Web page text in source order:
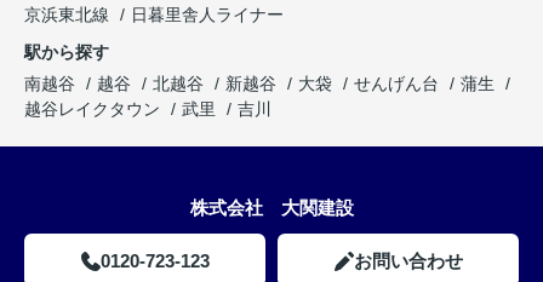
京浜東北線
日暮里舎人ライナー
駅から探す
南越谷
越谷 北越谷 新越谷 大袋 せんげん台
蒲生
越谷レイクタウン
武里 吉川
株式会社 大関建設
0120-723-123 お問い合わせ